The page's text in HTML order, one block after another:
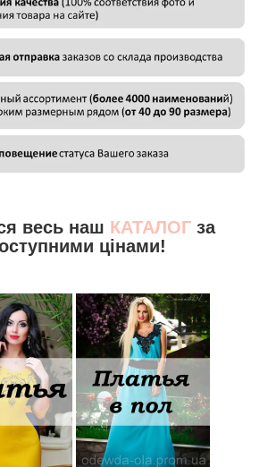
весь наш КАТАЛОГза
цінами!